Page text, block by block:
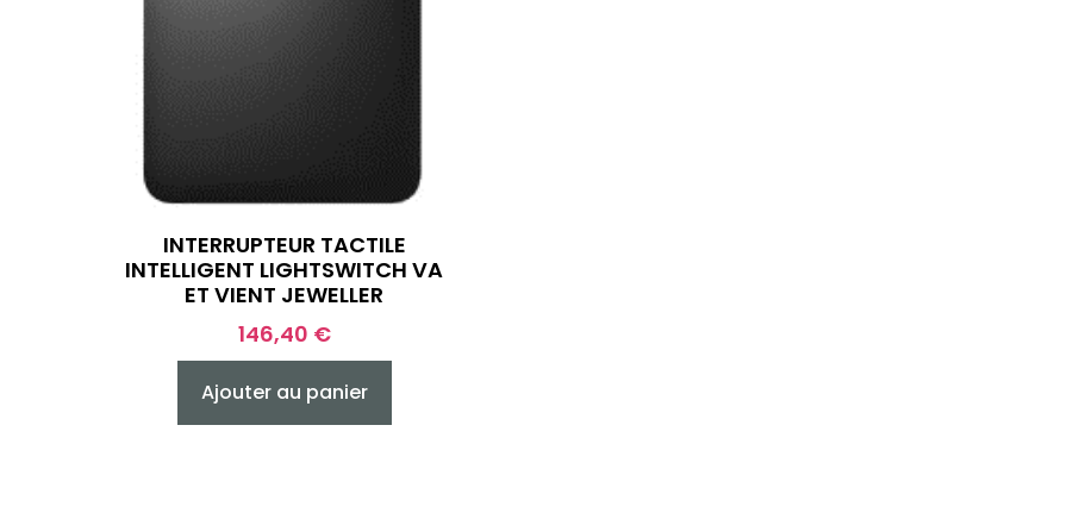
INTERRUPTEUR TACTILE
INTELLIGENT LIGHTSWITCH VA
ET VIENT JEWELLER
146,40 €
Ajouter au panier